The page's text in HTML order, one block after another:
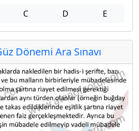
C D E
Dönemi Ara Sınavı